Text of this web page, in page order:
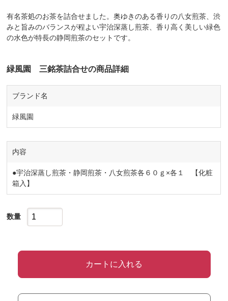
有名茶処のお茶を詰合せました。奥ゆきのある香りの八女煎茶、渋
みと旨みのバランスが程よい宇治深蒸し煎茶、香り高く美しい緑色
の水色が特長の静岡煎茶のセットです。
緑風園 三銘茶詰合せの商品詳細
ブランド名
緑風園
内容
●宇治深蒸し煎茶・静岡煎茶・八女煎茶各６０ｇ×各１ 【化粧
箱入】
数量
カートに入れる